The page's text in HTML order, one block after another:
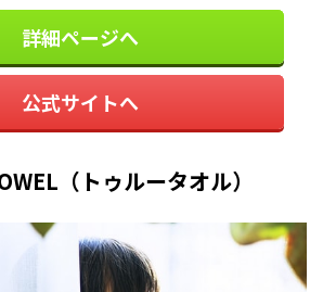
詳細ページへ
公式サイトへ
（トゥルータオル）